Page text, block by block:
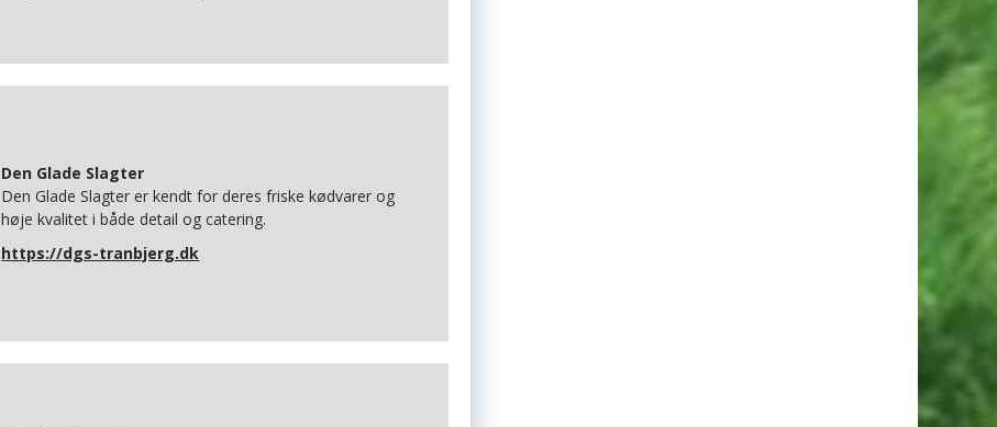
Den Glade Slagter
Den Glade Slagter er kendt for deres friske kødvarer og
høje kvalitet i både detail og catering.
https://dgs-tranbjerg.dk